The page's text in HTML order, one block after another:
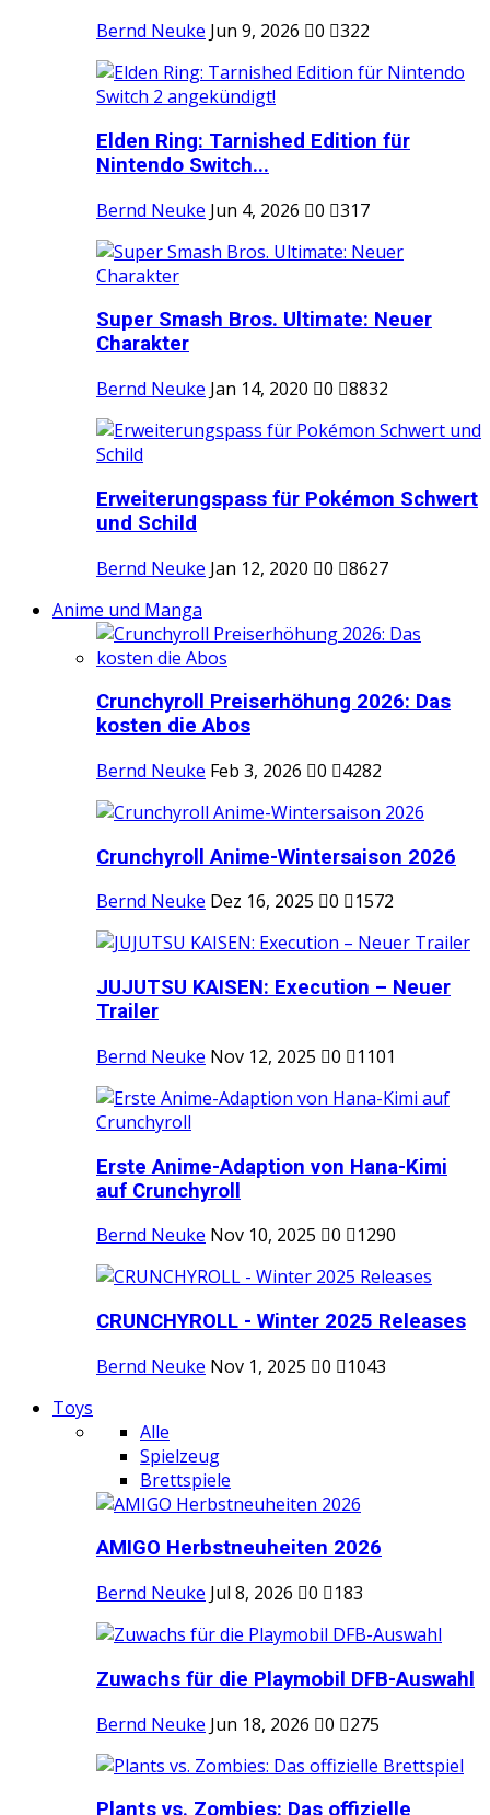
Bernd Neuke Jun 9, 2026 0 322
Elden Ring: Tarnished Edition für
Nintendo Switch...
Bernd Neuke Jun 4, 2026 0 317
Super Smash Bros. Ultimate: Neuer
Charakter
Bernd Neuke Jan 14, 2020 0 8832
Erweiterungspass für Pokémon Schwert
und Schild
Bernd Neuke Jan 12, 2020 0
8627
Anime und Manga
Crunchyroll Preiserhöhung 2026: Das
kosten die Abos
Bernd Neuke Feb 3, 2026 0 4282
Crunchyroll Anime-Wintersaison 2026
Bernd Neuke Dez 16, 2025 0 1572
JUJUTSU KAISEN: Execution – Neuer
Trailer
Bernd Neuke Nov 12, 2025 0 1101
Erste Anime-Adaption von Hana-Kimi
auf Crunchyroll
Bernd Neuke Nov 10, 2025 0 1290
CRUNCHYROLL - Winter 2025 Releases
Bernd Neuke Nov 1, 2025 0
1043
Toys
Alle
Spielzeug
Brettspiele
AMIGO Herbstneuheiten 2026
Bernd Neuke Jul 8, 2026 0 183
Zuwachs für die Playmobil DFB-Auswahl
Bernd Neuke Jun 18, 2026 0 275
Plants vs. Zombies: Das offizielle